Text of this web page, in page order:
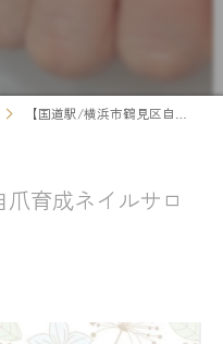
【国道駅/横浜市鶴見区自爪育成ネイルサロンミアリ】
爪育成ネイルサロ